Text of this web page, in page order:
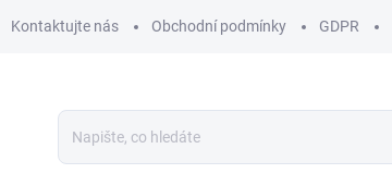
Kontaktujte nás Obchodní podmínky GDPR